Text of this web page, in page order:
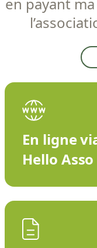
En ligne
Hello Asso